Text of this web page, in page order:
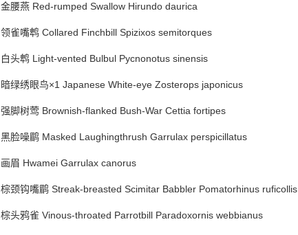
金腰燕 Red-rumped Swallow Hirundo daurica
领雀嘴鹎 Collared Finchbill Spizixos semitorques
白头鹎 Light-vented Bulbul Pycnonotus sinensis
暗绿绣眼鸟×1 Japanese White-eye Zosterops japonicus
强脚树莺 Brownish-flanked Bush-War Cettia fortipes
黑脸噪鹛 Masked Laughingthrush Garrulax perspicillatus
画眉 Hwamei Garrulax canorus
棕颈钩嘴鹛 Streak-breasted Scimitar Babbler Pomatorhinus ruficollis
棕头鸦雀 Vinous-throated Parrotbill Paradoxornis webbianus